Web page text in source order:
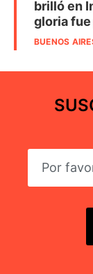
brilló en
gloria
BUENOS